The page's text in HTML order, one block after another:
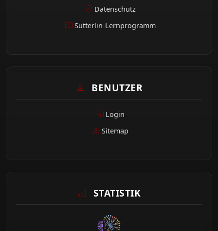
Datenschutz
Sütterlin-Lernprogramm
BENUTZER
Login
Sitemap
STATISTIK